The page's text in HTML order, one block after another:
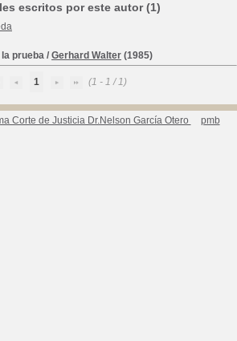
escritos por este autor (1)
prueba / Gerhard Walter (1985)
1 (1 - 1 / 1)
Corte de Justicia Dr.Nelson García Otero pmb